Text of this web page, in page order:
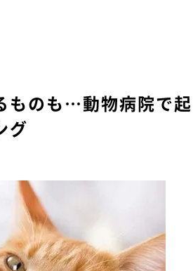
ものも…動物病院で起
グ